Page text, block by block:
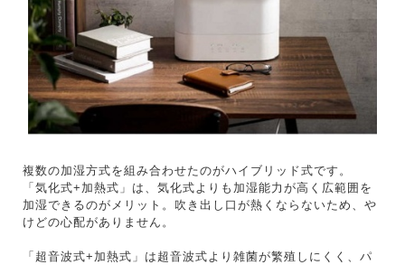
複数の加湿方式を組み合わせたのがハイブリッド式です。
「気化式+加熱式」は、気化式よりも加湿能力が高く広範囲を
加湿できるのがメリット。吹き出し口が熱くならないため、や
けどの心配がありません。
「超音波式+加熱式」は超音波式より雑菌が繁殖しにくく、パ